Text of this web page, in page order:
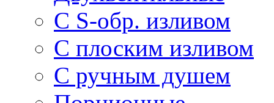
С S-обр. изливом
С плоским изливом
С ручным душем